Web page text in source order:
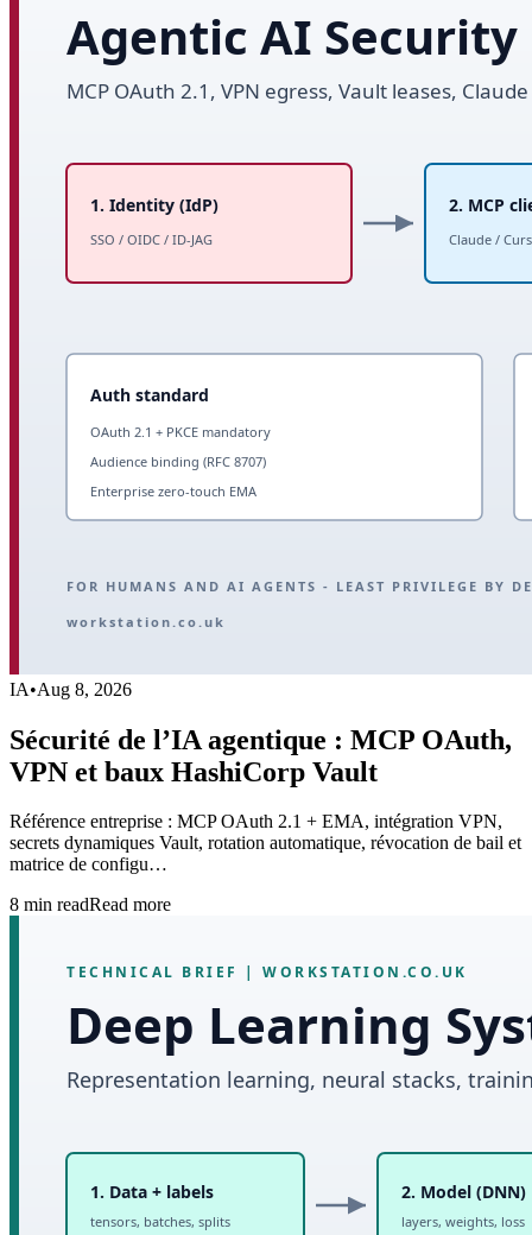
IA•Aug 8, 2026
Sécurité de l’IA agentique : MCP OAuth,
VPN et baux HashiCorp Vault
Référence entreprise : MCP OAuth 2.1 + EMA, intégration VPN,
secrets dynamiques Vault, rotation automatique, révocation de bail et
matrice de configu…
8 min readRead more